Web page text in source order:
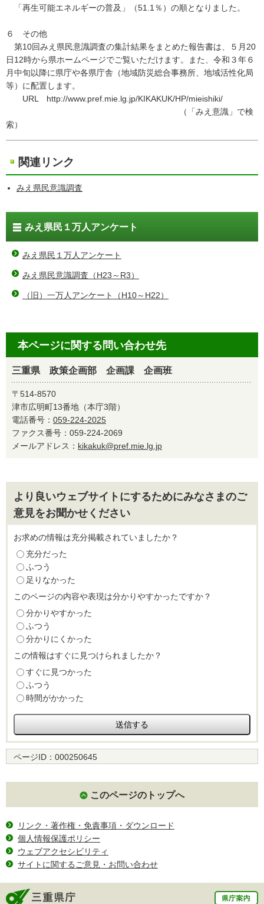
「再生可能エネルギーの普及」（51.1％）の順となりました。
６ その他
第10回みえ県民意識調査の集計結果をまとめた報告書は、５月20
日12時から県ホームページでご覧いただけます。また、令和３年６
月中旬以降に県庁や各県庁舎（地域防災総合事務所、地域活性化局
等）に配置します。
URL http://www.pref.mie.lg.jp/KIKAKUK/HP/mieishiki/
（「みえ意識」で検
索）
関連リンク
みえ県民意識調査
みえ県民１万人アンケート
みえ県民１万人アンケート
みえ県民意識調査（H23～R3）
（旧）一万人アンケート（H10～H22）
本ページに関する問い合わせ先
三重県 政策企画部 企画課 企画班
〒514-8570
津市広明町13番地（本庁3階）
電話番号： 059-224-2025
ファクス番号：059-224-2069
メールアドレス： kikakuk@pref.mie.lg.jp
より良いウェブサイトにするためにみなさまのご
意見をお聞かせください
お求めの情報は充分掲載されていましたか？
充分だった
ふつう
足りなかった
このページの内容や表現は分かりやすかったですか？
分かりやすかった
ふつう
分かりにくかった
この情報はすぐに見つけられましたか？
すぐに見つかった
ふつう
時間がかかった
ページID： 000250645
このページのトップへ
リンク・著作権・免責事項・ダウンロード
個人情報保護ポリシー
ウェブアクセシビリティ
サイトに関するご意見・お問い合わせ